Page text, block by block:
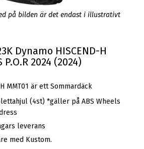
på bilden är det endast i illustrativt
Dynamo HISCEND-H
P.O.R 2024 (2024)
H MMT01 är ett Sommardäck
(4st) *gäller på ABS Wheels
leverans
med Kustom.